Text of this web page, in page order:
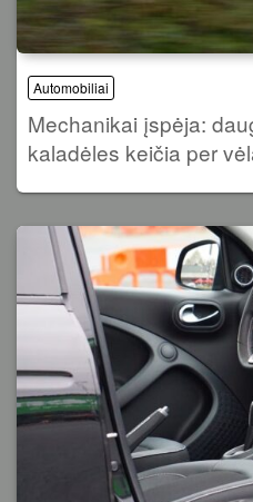
Automobiliai
Mechanikai įspėja:
kaladėles keičia per